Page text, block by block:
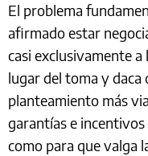
El problema
afirmado estar
casi exclusivamente
lugar del toma y daca
planteamiento más
garantías e
como para que valga